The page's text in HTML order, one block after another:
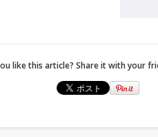
like this article? Share it with your